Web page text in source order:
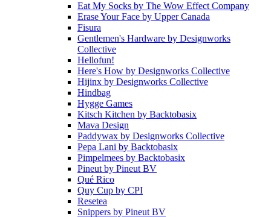
Eat My Socks by The Wow Effect Company
Erase Your Face by Upper Canada
Fisura
Gentlemen's Hardware by Designworks
Collective
Hellofun!
Here's How by Designworks Collective
Hijinx by Designworks Collective
Hindbag
Hygge Games
Kitsch Kitchen by Backtobasix
Mava Design
Paddywax by Designworks Collective
Pepa Lani by Backtobasix
Pimpelmees by Backtobasix
Pineutby Pineut BV
Qué Rico
Quy Cup by CPI
Resetea
Snippers by Pineut BV